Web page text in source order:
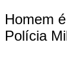
Homem
Polícia